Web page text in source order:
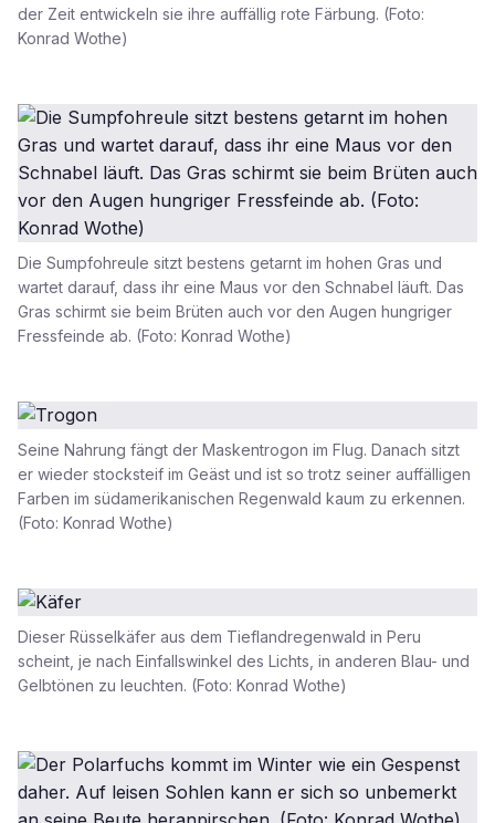
der Zeit entwickeln sie ihre auffällig rote Färbung. (Foto:
Konrad Wothe)
Die Sumpfohreule sitzt bestens getarnt im hohen Gras und
wartet darauf, dass ihr eine Maus vor den Schnabel läuft. Das
Gras schirmt sie beim Brüten auch vor den Augen hungriger
Fressfeinde ab. (Foto: Konrad Wothe)
Seine Nahrung fängt der Maskentrogon im Flug. Danach sitzt
er wieder stocksteif im Geäst und ist so trotz seiner auffälligen
Farben im südamerikanischen Regenwald kaum zu erkennen.
(Foto: Konrad Wothe)
Dieser Rüsselkäfer aus dem Tieflandregenwald in Peru
scheint, je nach Einfallswinkel des Lichts, in anderen Blau- und
Gelbtönen zu leuchten. (Foto: Konrad Wothe)